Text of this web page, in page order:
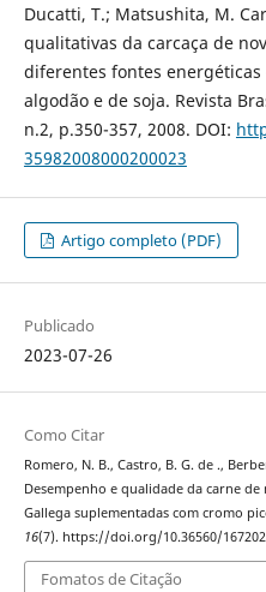
Ducatti, T.; Matsushita, M.
qualitativas da carcaça de
diferentes fontes energéticas
algodão e de soja. Revista
n.2, p.350-357, 2008. DOI:
35982008000200023
Artigo completo (PDF)
Publicado
2023-07-26
Como Citar
Romero, N. B., Castro, B. G. de .,
Desempenho e qualidade da carne
Gallega suplementadas com cromo
16(7). https://doi.org/10.36560/
Fomatos de Citação